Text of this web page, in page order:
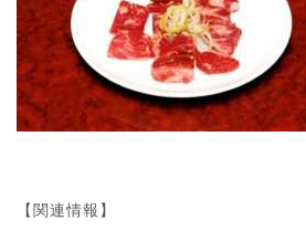
【関連情報】